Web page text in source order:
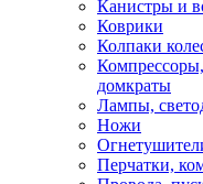
Канистры и
Коврики
Колпаки
домкраты
Лампы,
Ножи
Перчатки,